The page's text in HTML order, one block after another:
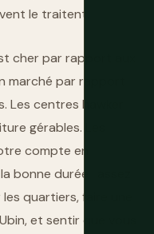
le traitent.
cher par rapport aux
marché par rapport
Les centres hawker
gérables. Les
compte en
bonne durée : assez
quartiers, faire une
et sentir que vous